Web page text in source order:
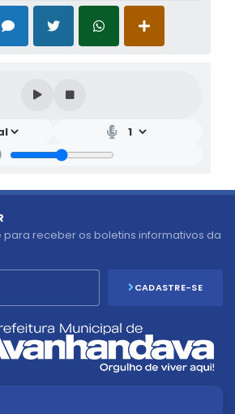
receber os boletins informativos da
CADASTRE-SE